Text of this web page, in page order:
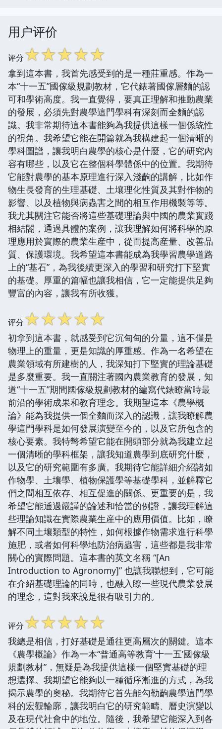
用户评价
评分☆☆☆☆☆
拿到這本書，我首先感受到的是一種莊重感。作為一
本“十一五”國傢級規劃教材，它代錶著國傢層麵的認
可和學術高度。我一直覺得，要真正理解和推動農業
的發展，必須先對農學這門學科有深刻而全麵的認
識。我非常期待這本書能夠為我提供這樣一個係統性
的視角。我希望它能在開篇就為我構建起一個清晰的
學科圖譜，讓我明白農學的核心是什麼，它的研究內
容有哪些，以及它在整個科學體係中的位置。我期待
它能對農學的基本原理進行深入淺齣的講解，比如作
物生長發育的生理基礎、土壤理化性質及其對作物的
影響、以及植物與病蟲害之間的相互作用機製等等。
我尤其關注它能否將這些基礎理論與中國的農業實踐
相結閤，通過具體的案例，讓我理解如何將科學的原
理應用於實際的農業生産中，從而提高産量、改善品
質、保護環境。我希望這本書能成為我學習農學道路
上的“基石”，為我後續更深入的學習和研究打下堅實
的基礎。厚重的篇幅也讓我相信，它一定能提供足夠
豐富的內容，讓我有所收獲。
评分☆☆☆☆☆
初拿到這本書，就感受到它沉甸甸的分量，這不僅是
物理上的重量，更是知識的厚重感。作為一名希望在
農業領域有所建樹的人，我深知打下堅實的理論基礎
是多麼重要。我一直關注著國內農業教育的發展，知
道“十一五”期間國傢級規劃教材的編寫代錶瞭當時最
前沿的學術成果和教育理念。我期望這本《農學概
論》能為我提供一個全麵而深入的認識，讓我瞭解農
學這門學科是如何發展演變至今的，以及它所包含的
核心要素。我特彆希望它能在開頭部分就為我建立起
一個清晰的學科框架，讓我知道農學到底研究什麼，
以及它的研究範圍有多廣。我期待它能詳細介紹諸如
作物學、土壤學、植物保護學等基礎學科，並解釋它
們之間相互依存、相互促進的關係。更重要的是，我
希望它能通過嚴謹的論述和恰當的例證，讓我理解這
些理論知識在實際農業生産中的應用價值。比如，瞭
解不同土壤類型的特性，如何根據作物需求進行科學
施肥，或者如何科學地防治病蟲害，這些都是我非常
關心的實際問題。這本書的英文名稱 “[An
Introduction to Agronomy]” 也讓我聯想到，它可能
在介紹基礎理論的同時，也融入瞭一些現代農業發展
的理念，這對我來說是很有吸引力的。
评分☆☆☆☆☆
我總是相信，打好基礎是通往更高層次的關鍵。這本
《農學概論》作為一本“普通高等教育‘十一五’國傢級
規劃教材”，無疑是為我提供這樣一個堅實基礎的理
想選擇。我期望它能夠以一種循序漸進的方式，為我
揭示農學的奧秘。我期待它首先能勾勒齣農學這門學
科的宏觀輪廓，讓我明白它的研究範疇、曆史演變以
及在現代社會中的地位。隨後，我希望它能深入到各